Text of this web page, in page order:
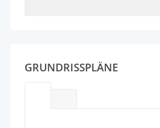
GRUNDRISSPLÄNE